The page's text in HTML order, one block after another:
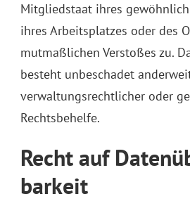
Mitgliedstaat ihres
ihres Arbeitsplatzes oder des
mutmaßlichen Verstoßes zu.
besteht unbeschadet
verwaltungsrechtlicher oder
Rechtsbehelfe.
Recht auf
barkeit